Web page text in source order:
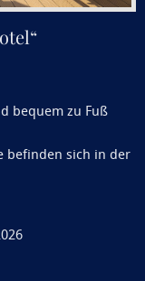
bequem zu Fuß
befinden sich in der